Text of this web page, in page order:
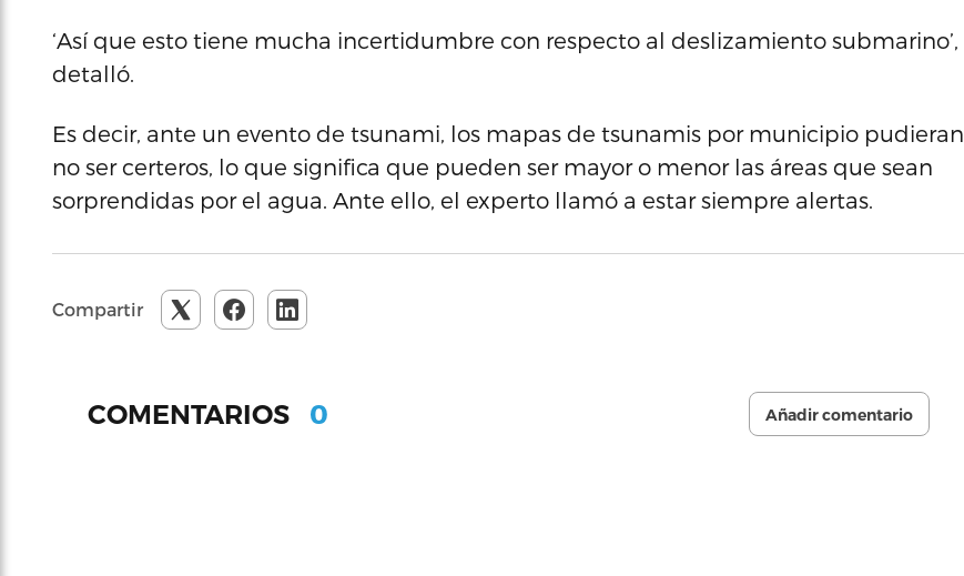
‘Así que esto tiene mucha incertidumbre con respecto al deslizamiento submarino’,
detalló.
Es decir, ante un evento de tsunami, los mapas de tsunamis por municipio pudieran
no ser certeros, lo que significa que pueden ser mayor o menor las áreas que sean
sorprendidas por el agua. Ante ello, el experto llamó a estar siempre alertas.
Compartir
COMENTARIOS 0 Añadir comentario